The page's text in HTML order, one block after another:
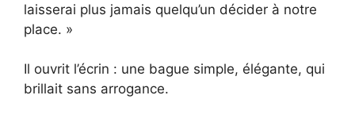
laisserai plus jamais quelqu’un décider à notre
place. »
Il ouvrit l’écrin : une bague simple, élégante, qui
brillait sans arrogance.